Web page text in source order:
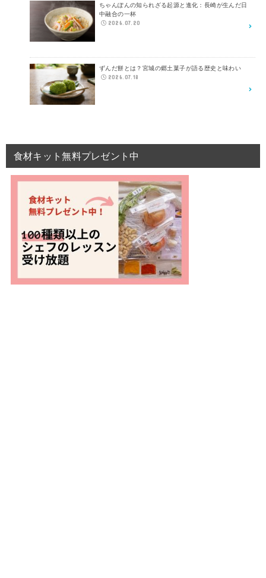
ちゃんぽんの知られざる起源と進化：長崎が生んだ日
中融合の一杯
2026.07.20
ずんだ餅とは？宮城の郷土菓子が語る歴史と味わい
2026.07.18
食材キット無料プレゼント中